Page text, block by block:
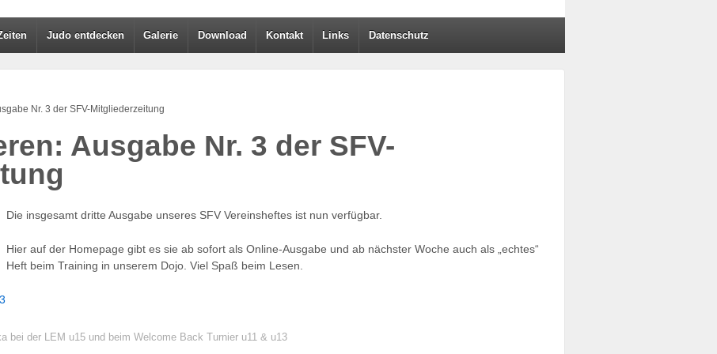
Judo entdecken Galerie Download Kontakt Links Datenschutz
Nr. 3 der SFV-Mitgliederzeitung
Ausgabe Nr. 3 der SFV-
Die insgesamt dritte Ausgabe unseres SFV Vereinsheftes ist nun verfügbar.
Hier auf der Homepage gibt es sie ab sofort als Online-Ausgabe und ab nächster Woche auch als „echtes“
Heft beim Training in unserem Dojo. Viel Spaß beim Lesen.
bei der LEM u15 und beim Welcome Back Turnier u11 & u13